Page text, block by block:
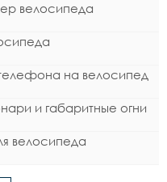
велосипеда
на велосипед
и габаритные огни
велосипеда